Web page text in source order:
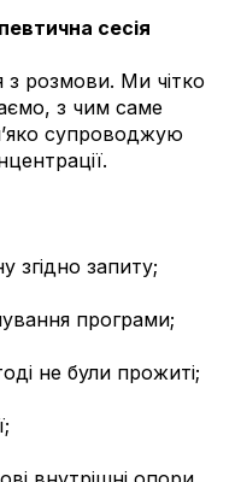
сесія
розмови. Ми чітко
з чим саме
супроводжую
згідно запиту;
програми;
не були прожиті;